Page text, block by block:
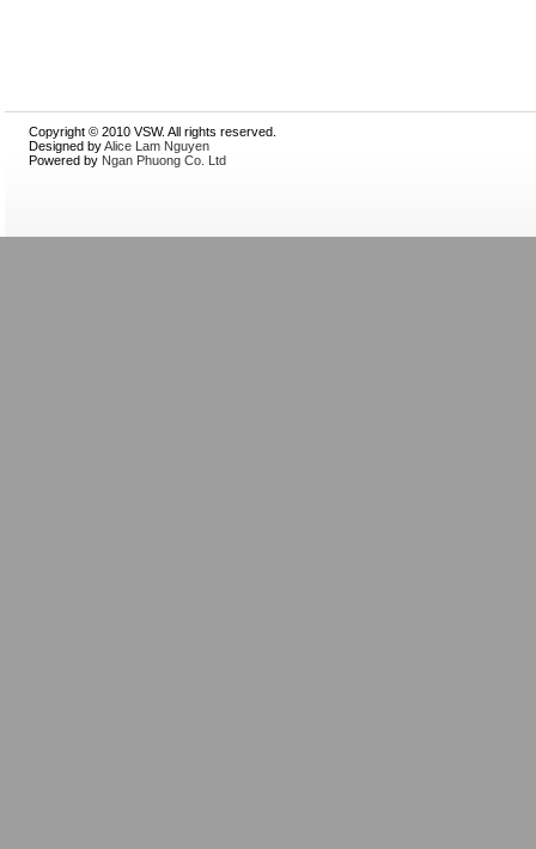
Copyright © 2010 VSW. All rights reserved.
Designed byAlice Lam Nguyen
Powered by Ngan Phuong Co. Ltd